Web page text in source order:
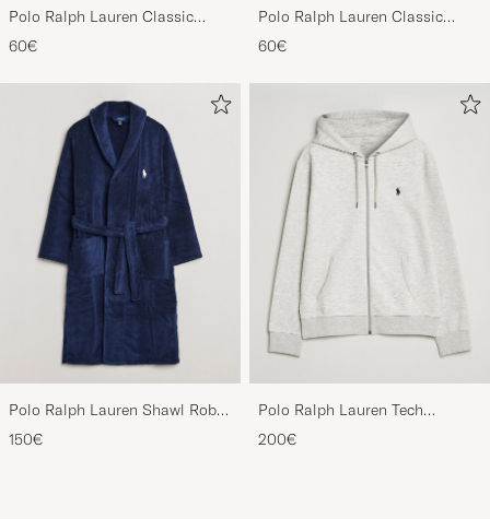
Polo Ralph Lauren Classic
Sports Cap Beige
60€
Polo Ralph Lauren Classic
Sports Cap Black
60€
Polo Ralph Lauren Shawl Robe
Navy
150€
Polo Ralph Lauren Tech
Performance Full Zip Light
Sport Heather
200€